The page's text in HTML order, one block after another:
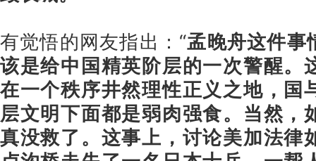
有觉悟的网友指出：“孟晚舟这件事
该是给中国精英阶层的一次警醒。
在一个秩序井然理性正义之地，国
层文明下面都是弱肉强食。当然，
真没救了。这事上，讨论美加法律